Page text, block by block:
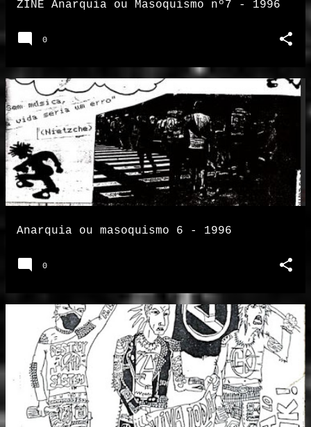
ZINE Anarquia ou Masoquismo nº7 - 1996
0
Anarquia ou masoquismo 6 - 1996
0